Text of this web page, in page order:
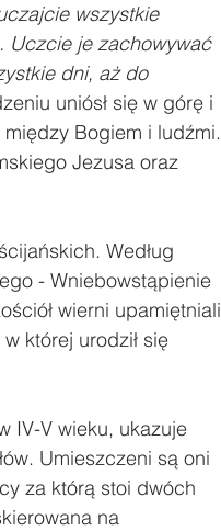
wszystkie
Uczcie je zachowywać
dni, aż do
uniósł się w górę i
między Bogiem i ludźmi.
Jezusa oraz
Według
- Wniebowstąpienie
wierni upamiętniali
której urodził się
IV-V wieku, ukazuje
Umieszczeni są oni
za którą stoi dwóch
na